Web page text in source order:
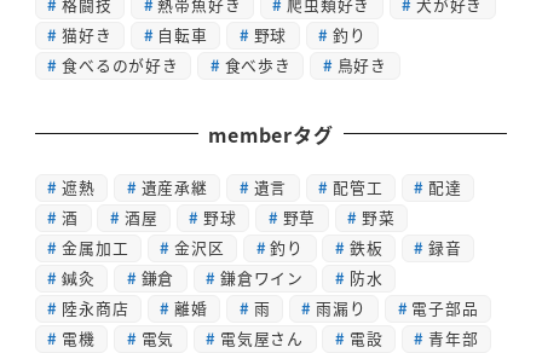
格闘技
熱帯魚好き 爬虫類好き
犬が好き
猫好き
自転車 野球
釣り
食べるのが好き
食べ歩き 鳥好き
memberタグ
遮熱 遺産承継 遺言 配管工
配達
酒
酒屋 野球 野草
野菜
金属加工
金沢区 釣り 鉄板
録音
鍼灸
鎌倉 鎌倉ワイン
防水
陸永商店
離婚 雨 雨漏り
電子部品
電機
電気 電気屋さん 電設 青年部